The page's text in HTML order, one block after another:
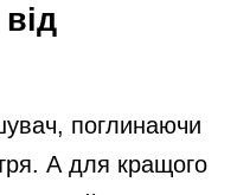
поглинаючи
А для кращого